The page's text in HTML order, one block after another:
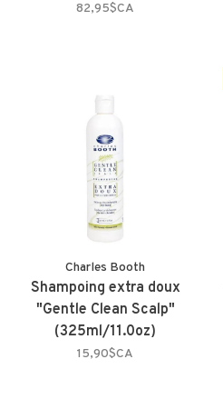
82,95$CA
Charles Booth
Shampoing extra doux
"Gentle Clean Scalp"
(325ml/11.0oz)
15,90$CA